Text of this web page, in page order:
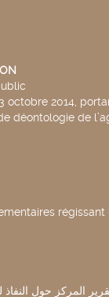
octobre 2014,
déontologie de
régissant
المركز حول النفاذ